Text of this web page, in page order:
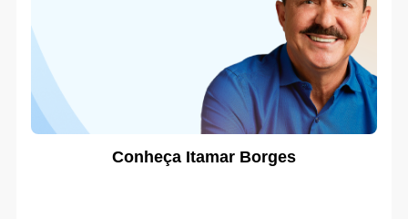
Conheça Itamar Borges